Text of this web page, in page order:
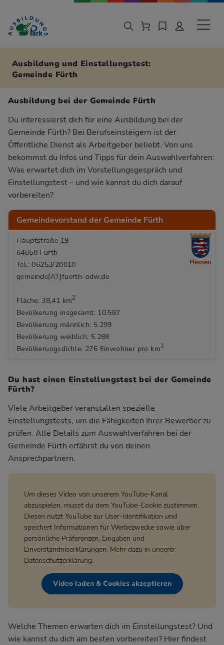
Zur Navigation springen
Zu den Hauptinhalten springen
Ausbildung und Einstellungstest:
Gemeinde Fürth
Ausbildung bei der Gemeinde Fürth
Du interessierst dich für eine Ausbildung bei der
Gemeinde Fürth? Bei Berufseinsteigern ist der
Öffentliche Dienst als Arbeitgeber beliebt. Von uns
bekommst du Infos und Tipps für dein Auswahlverfahren:
Was erwartet dich im Vorstellungsgespräch und
Einstellungstest – und wie kannst du dich darauf
vorbereiten?
Gemeindevorstand der Gemeinde Fürth
Hauptstraße 19
64658 Fürth
Tel.: 06253/20010
gemeinde[AT]fuerth-odw.de
Fläche: 38,41 km2
Bevölkerung insgesamt: 10.587
Bevölkerung männlich: 5.299
Bevölkerung weiblich: 5.288
Bevölkerungsdichte: 276 Einwohner pro km2
Hessen
Du hast einen Einstellungstest bei der Gemeinde
Fürth?
Viele Arbeitgeber veranstalten spezielle
Einstellungstests, um die Fähigkeiten Ihrer Bewerber zu
prüfen. Alle Details zum Auswahlverfahren bei der
Gemeinde Fürth erfährst du von deinen
Ansprechpartnern.
Um dieses Video von unserem YouTube-Kanal
abzuspielen, musst du dem YouTube-Cookie zustimmen.
Diesen nutzt YouTube zur User-Identifikation und
speichert Informationen für Werbezwecke sowie über
persönliche Präferenzen, Eingaben und
Einverständniserklärungen. Mehr dazu in unserer
Datenschutzerklärung.
Video laden & Cookies akzeptieren
Welche Themen erwarten dich im Einstellungstest? Und
wie kannst du dich am besten vorbereiten? Hier findest